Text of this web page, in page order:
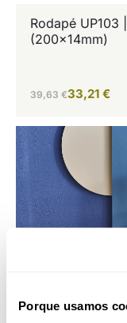
Porque usamos
Rodapé UP103 |
(200x14mm)
39,63 €33,21 €